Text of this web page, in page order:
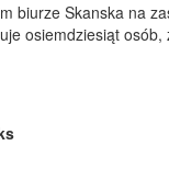
biurze Skanska na
osiemdziesiąt osób,